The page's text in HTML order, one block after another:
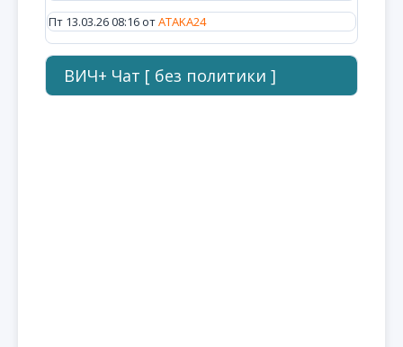
Пт 13.03.26 08:16 отATAKA24
ВИЧ+ Чат [ без политики ]